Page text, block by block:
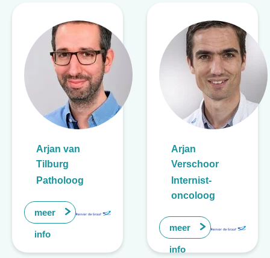
Arjan van
Tilburg
Patholoog
meer
info
Arjan
Verschoor
Internist-
oncoloog
meer
info